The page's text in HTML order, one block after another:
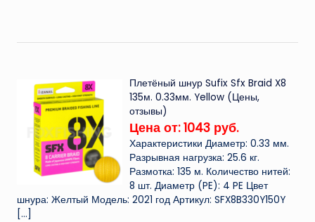
Плетёный шнур Sufix Sfx Braid X8
135м. 0.33мм. Yellow (Цены,
отзывы)
Цена от: 1043 руб.
Характеристики Диаметр: 0.33 мм.
Разрывная нагрузка: 25.6 кг.
Размотка: 135 м. Количество нитей:
8 шт. Диаметр (PE): 4 PE Цвет
шнура: Желтый Модель: 2021 год Артикул: SFX8B330Y150Y
[…]